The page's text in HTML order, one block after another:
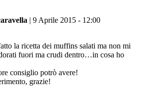
| 9 Aprile 2015 - 12:00
la ricetta dei muffins salati ma non mi
fuori ma crudi dentro…in cosa ho
consiglio potrò avere!
grazie!